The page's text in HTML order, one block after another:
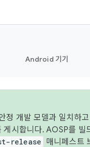
Android 기기
정 개발 모델과 일치하
시합니다. AOSP를 빌
release
매니페스트